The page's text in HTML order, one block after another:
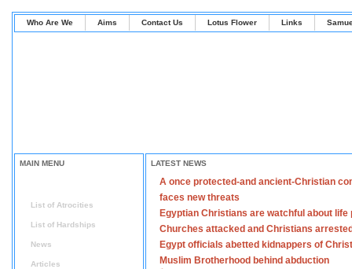
Who Are We Aims Contact Us Lotus Flower Links
MAIN MENU
List of Atrocities
List of Hardships
News
Articles
LATEST NEWS
A once protected-and ancient-Christian
faces new threats
Egyptian Christians are watchful about life
Churches attacked and Christians
Egypt officials abetted kidnappers of
Muslim Brotherhood behind abduction